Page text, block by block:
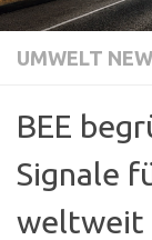
UMWELT
BEE
Signale
weltweit